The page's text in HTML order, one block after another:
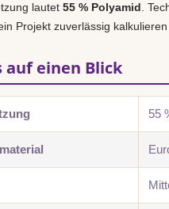
lautet 55 % Polyamid .
Projekt zuverlässig
einen Blick
55